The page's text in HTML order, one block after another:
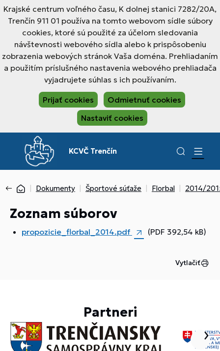
Krajské centrum voľného času, K dolnej stanici 7282/20A,
Trenčín 911 01 používa na tomto webovom sídle súbory
cookies, ktoré sú použité za účelom sledovania
návštevnosti webového sídla alebo k prispôsobeniu
zobrazenia webových stránok Vaša doména. Prehliadaním
a použitím príslušného nastavenia webového prehliadača
vyjadrujete súhlas s ich používaním.
Prijať cookies
Odmietnuť cookies
Nastaviť cookies
KCVČ Trenčín
Dokumenty Športové súťaže Florbal 2014/
Zoznam súborov
propozicie_florbal_2014.pdf (PDF 392,54 kB)
Vytlačiť
Partneri